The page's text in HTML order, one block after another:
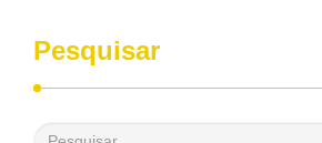
desenvolvimento dos seus municípios e,
passado, essa Fundação distribuiu mais
reais, com suas maravilhosas ações,
saneamento básico, em pequenas
Pesquisar